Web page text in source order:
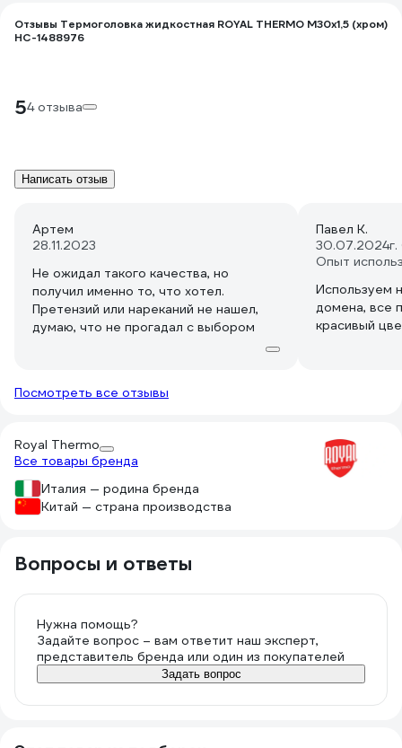
Отзывы Термоголовка жидкостная ROYAL THERMO М30x1,5 (хром)
НС-1488976
54 отзыва
Написать отзыв
Артем
28.11.2023
Не ожидал такого качества, но
получил именно то, что хотел.
Претензий или нареканий не нашел,
думаю, что не прогадал с выбором
Павел К.
30.07.2024
Опыт
Используем
домена, все
красивый
Посмотреть все отзывы
Royal Thermo
Все товары бренда
Италия — родина бренда
Китай — страна производства
Вопросы и ответы
Нужна помощь?
Задайте вопрос – вам ответит наш эксперт,
представитель бренда или один из покупателей
Задать вопрос